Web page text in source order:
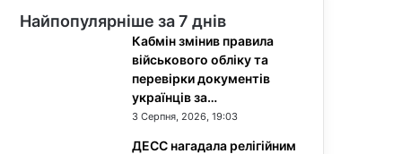
Найпопулярніше за 7 днів
Кабмін змінив правила
військового обліку та
перевірки документів
українців за…
3 Серпня, 2026, 19:03
ДЕСС нагадала релігійним